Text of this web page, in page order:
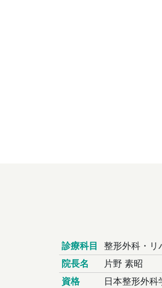
診療科目
整形外科・リ
院長名
片野 素昭
資格
日本整形外